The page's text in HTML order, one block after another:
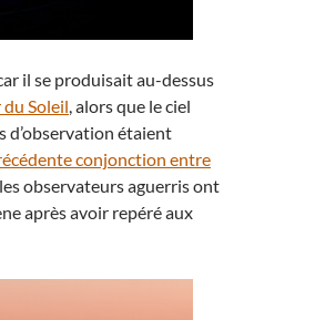
il se produisait au-dessus
Soleil, alors que le ciel
d’observation étaient
conjonction entre
observateurs aguerris ont
après avoir repéré aux